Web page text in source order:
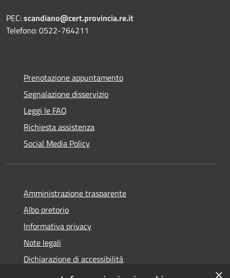
PEC:scandiano@cert.provincia.re.it
Telefono: 0522-764211
Prenotazione appuntamento
Segnalazione disservizio
Leggi le FAQ
Richiesta assistenza
Social Media Policy
Amministrazione trasparente
Albo pretorio
Informativa privacy
Note legali
Dichiarazione di accessibilità
Piano di miglioramento del sito